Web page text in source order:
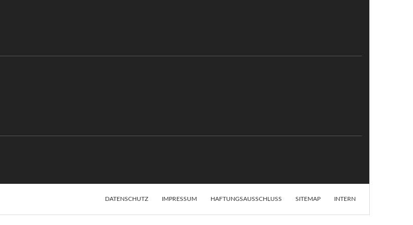
DATENSCHUTZ IMPRESSUM HAFTUNGSAUSSCHLUSS SITEMAP INTERN